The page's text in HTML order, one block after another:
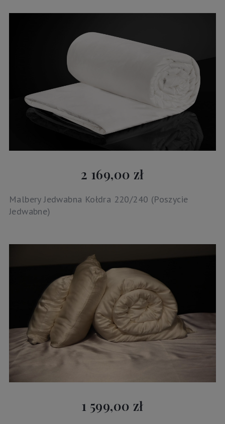
2 169,00 zł
Malbery Jedwabna Kołdra 220/240 (Poszycie
Jedwabne)
1 599,00 zł